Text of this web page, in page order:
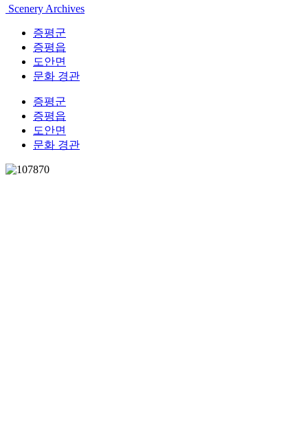
Scenery Archives
증평군
증평읍
도안면
문화 경관
증평군
증평읍
도안면
문화 경관